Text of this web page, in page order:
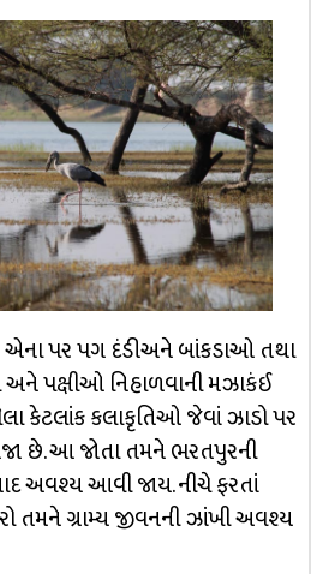
પર પગ દંડીઅને બાંકડાઓ તથા
અને પક્ષીઓ નિહાળવાની મઝાકંઈ
કેટલાંક કલાકૃતિઓ જેવાં ઝાડો પર
છે. આ જોતા તમને ભરતપુરની
અવશ્ય આવી જાય. નીચે ફરતાં
ગ્રામ્ય જીવનની ઝાંખી અવશ્ય